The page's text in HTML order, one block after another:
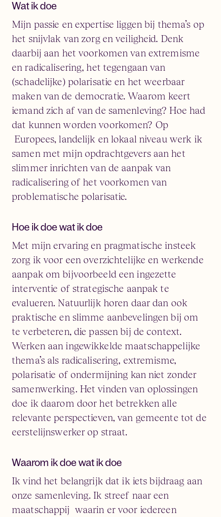
Wat ik doe
Mijn passie en expertise liggen bij thema’s op
het snijvlak van zorg en veiligheid. Denk
daarbij aan het voorkomen van extremisme
en radicalisering, het tegengaan van
(schadelijke) polarisatie en het weerbaar
maken van de democratie. Waarom keert
iemand zich af van de samenleving? Hoe had
dat kunnen worden voorkomen? Op
Europees, landelijk en lokaal niveau werk ik
samen met mijn opdrachtgevers aan het
slimmer inrichten van de aanpak van
radicalisering of het voorkomen van
problematische polarisatie.
Hoe ik doe wat ik doe
Met mijn ervaring en pragmatische insteek
zorg ik voor een overzichtelijke en werkende
aanpak om bijvoorbeeld een ingezette
interventie of strategische aanpak te
evalueren. Natuurlijk horen daar dan ook
praktische en slimme aanbevelingen bij om
te verbeteren, die passen bij de context.
Werken aan ingewikkelde maatschappelijke
thema’s als radicalisering, extremisme,
polarisatie of ondermijning kan niet zonder
samenwerking. Het vinden van oplossingen
doe ik daarom door het betrekken alle
relevante perspectieven, van gemeente tot de
eerstelijnswerker op straat.
Waarom ik doe wat ik doe
Ik vind het belangrijk dat ik iets bijdraag aan
onze samenleving. Ik streef naar een
maatschappij waarin er voor iedereen